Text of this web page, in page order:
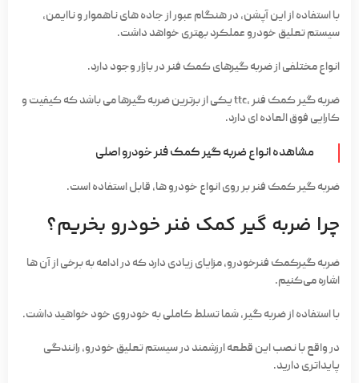
با استفاده از این آپشن، در هنگام عبور از جاده های ناهموار و ناایمن،
سیستم تعلیق خودرو عملکرد بهتری خواهد داشت.
انواع مختلفی از ضربه گیرهای کمک فنر در بازار وجود دارد.
ضربه گیر کمک فنر ،ttc یکی از برترین ضربه گیرها می باشد که کیفیت و
کارایی فوق العاده ای دارد.
مشاهده انواع ضربه گیر کمک فنر خودرو اصلی
ضربه گیر کمک فنر بر روی انواع خودرو ها، قابل استفاده است.
چرا ضربه گیر کمک فنر خودرو بخریم؟
ضربه گیرکمک فنرخودرو، مزایای زیادی دارد که در ادامه به برخی از آن ها
اشاره می‌کنیم.
با استفاده از ضربه گیر، شما تسلط کاملی به خودروی خود خواهید داشت.
در واقع با نصب این قطعه ارزشمند در سیستم تعلیق خودرو، رانندگی
پایداتری دارید.